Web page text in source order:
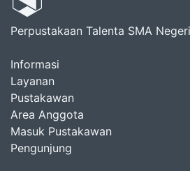
Perpustakaan Talenta SMA
Informasi
Layanan
Pustakawan
Area Anggota
Masuk Pustakawan
Pengunjung